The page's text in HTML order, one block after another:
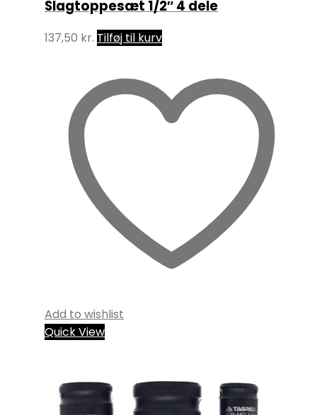
Slagtoppesæt 1/2″ 4 dele
137,50 kr. Tilføj til kurv
Add to wishlist
Quick View